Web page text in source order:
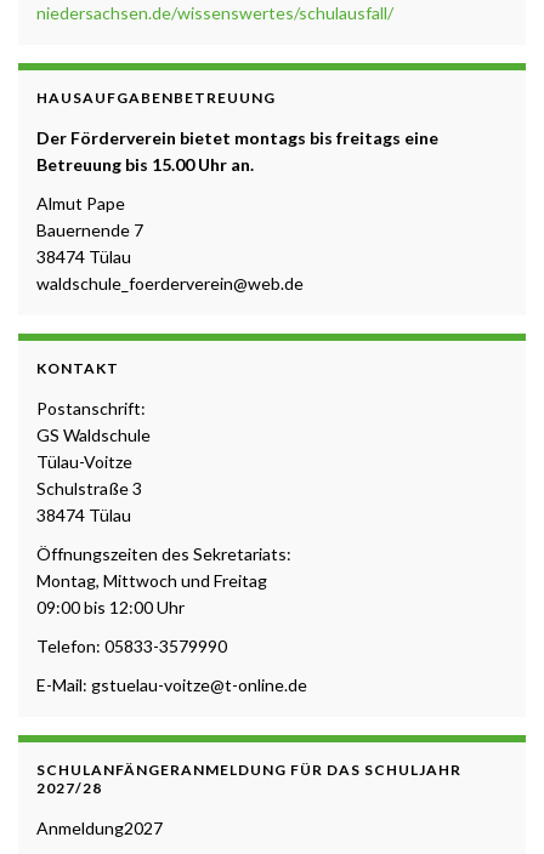
niedersachsen.de/wissenswertes/schulausfall/
HAUSAUFGABENBETREUUNG
Der Förderverein bietet montags bis freitags eine
Betreuung bis 15.00 Uhr an.
Almut Pape
Bauernende 7
38474 Tülau
waldschule_foerderverein@web.de
KONTAKT
Postanschrift:
GS Waldschule
Tülau-Voitze
Schulstraße 3
38474 Tülau
Öffnungszeiten des Sekretariats:
Montag, Mittwoch und Freitag
09:00 bis 12:00 Uhr
Telefon: 05833-3579990
E-Mail: gstuelau-voitze@t-online.de
SCHULANFÄNGERANMELDUNG FÜR DAS SCHULJAHR
2027/28
Anmeldung2027